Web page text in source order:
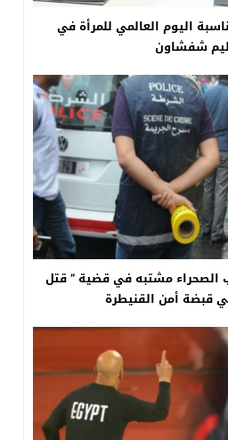
اليوم العالمي للمرأة في
شفشاون
الصحراء مشتبه في قضية ” قتل
قبضة أمن القنيطرة